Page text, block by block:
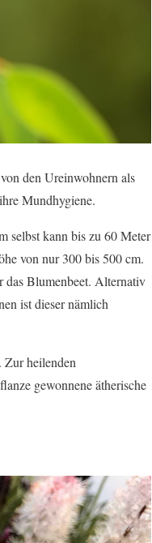
den Ureinwohnern als
Mundhygiene.
selbst kann bis zu 60 Meter
von nur 300 bis 500 cm.
das Blumenbeet. Alternativ
ist dieser nämlich
heilenden
gewonnene ätherische